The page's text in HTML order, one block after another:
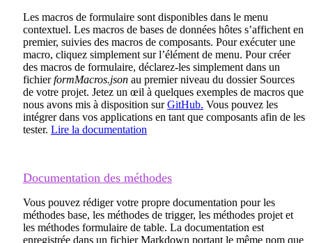
Les macros de formulaire sont disponibles dans le menu
contextuel. Les macros de bases de données hôtes s’affichent en
premier, suivies des macros de composants. Pour exécuter une
macro, cliquez simplement sur l’élément de menu. Pour créer
des macros de formulaire, déclarez-les simplement dans un
fichierformMacros.json au premier niveau du dossier Sources
de votre projet. Jetez un œil à quelques exemples de macros que
nous avons mis à disposition surGitHub. Vous pouvez les
intégrer dans vos applications en tant que composants afin de les
tester. Lire la documentation
Documentation des méthodes
Vous pouvez rédiger votre propre documentation pour les
méthodes base, les méthodes de trigger, les méthodes projet et
les méthodes formulaire de table. La documentation est
enregistrée dans un fichier Markdown portant le même nom que